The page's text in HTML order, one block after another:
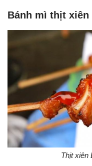
Bánh mì thịt xiên
Thịt xiên